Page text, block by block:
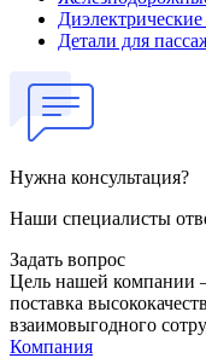
Детали для
Нужна консультация?
Наши специалисты
Задать вопрос
Цель нашей
поставка
взаимовыгодного
Компания